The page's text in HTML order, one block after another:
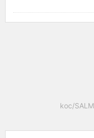
koc/SALM